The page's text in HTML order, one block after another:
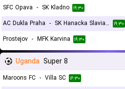
SFC Opava - SK Kladno ۱۹:۳۰
AC Dukla Praha - SK Hanacka Slavia Kromeriz ۱۹:۳۰
Prostejov - MFK Karvina ۱۹:۳۰
Uganda Super 8
Maroons FC - Villa SC ۱۶:۳۰